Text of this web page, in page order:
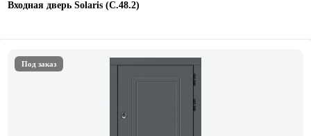
Входная дверь Solaris (С.48.2)
Под заказ